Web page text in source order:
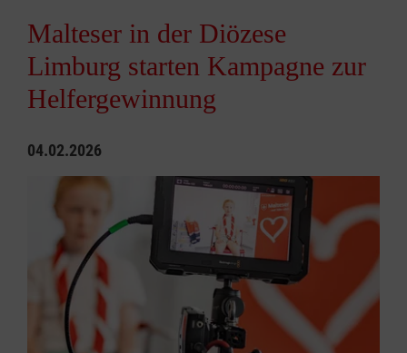
Malteser in der Diözese
Limburg starten Kampagne zur
Helfergewinnung
04.02.2026